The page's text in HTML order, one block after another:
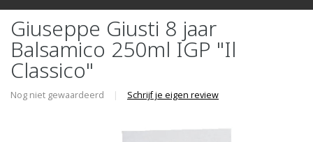
Giuseppe Giusti 8 jaar
Balsamico 250ml IGP "Il
Classico"
Nog niet gewaardeerd | Schrijf je eigen review